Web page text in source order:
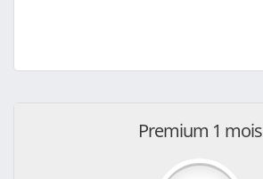
Premium 1 mois